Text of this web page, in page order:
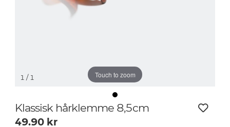
Touch to zoom
1 / 1
Klassisk hårklemme 8,5cm
49.90 kr